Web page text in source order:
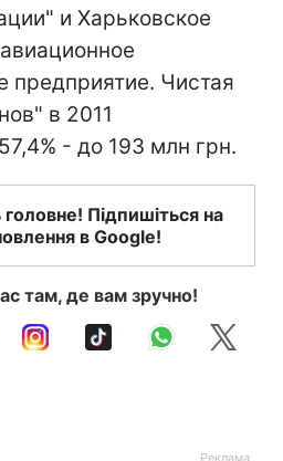
и Харьковское
предприятие. Чистая
в 2011
- до 193 млн грн.
Підпишіться на
в Google!
там, де вам зручно!